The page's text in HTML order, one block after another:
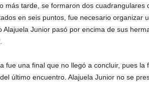
más tarde, se formaron dos
en seis puntos, fue necesario organizar
Alajuela Junior pasó por encima de sus
fue una final que no llegó a concluir, pues
último encuentro. Alajuela Junior no se